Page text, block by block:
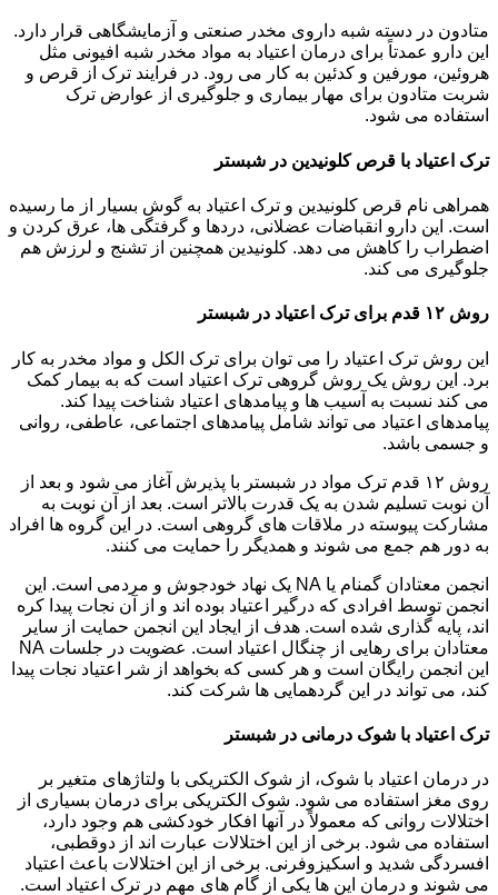
متادون در دسته شبه داروی مخدر صنعتی و آزمایشگاهی قرار دارد.
این دارو عمدتاً برای درمان اعتیاد به مواد مخدر شبه افیونی مثل
هروئین، مورفین و کدئین به کار می رود. در فرایند ترک از قرص و
شربت متادون برای مهار بیماری و جلوگیری از عوارض ترک
استفاده می شود.
ترک اعتیاد با قرص کلونیدین در شبستر
همراهی نام قرص کلونیدین و ترک اعتیاد به گوش بسیار از ما رسیده
است. این دارو انقباضات عضلانی، دردها و گرفتگی ها، عرق کردن و
اضطراب را کاهش می دهد. کلونیدین همچنین از تشنج و لرزش هم
جلوگیری می کند.
روش ۱۲ قدم برای ترک اعتیاد در شبستر
این روش ترک اعتیاد را می توان برای ترک الکل و مواد مخدر به کار
برد. این روش یک روش گروهی ترک اعتیاد است که به بیمار کمک
می کند نسبت به آسیب ها و پیامدهای اعتیاد شناخت پیدا کند.
پیامدهای اعتیاد می تواند شامل پیامدهای اجتماعی، عاطفی، روانی
و جسمی باشد.
روش ۱۲ قدم ترک مواد در شبستر با پذیرش آغاز می شود و بعد از
آن نوبت تسلیم شدن به یک قدرت بالاتر است. بعد از آن نوبت به
مشارکت پیوسته در ملاقات های گروهی است. در این گروه ها افراد
به دور هم جمع می شوند و همدیگر را حمایت می کنند.
انجمن معتادان گمنام یا NA یک نهاد خودجوش و مردمی است. این
انجمن توسط افرادی که درگیر اعتیاد بوده اند و از آن نجات پیدا کره
اند، پایه گذاری شده است. هدف از ایجاد این انجمن حمایت از سایر
معتادان برای رهایی از چنگال اعتیاد است. عضویت در جلسات NA
این انجمن رایگان است و هر کسی که بخواهد از شر اعتیاد نجات پیدا
کند، می تواند در این گردهمایی ها شرکت کند.
ترک اعتیاد با شوک درمانی در شبستر
در درمان اعتیاد با شوک، از شوک الکتریکی با ولتاژهای متغیر بر
روی مغز استفاده می شود. شوک الکتریکی برای درمان بسیاری از
اختلالات روانی که معمولاً در آنها افکار خودکشی هم وجود دارد،
استفاده می شود. برخی از این اختلالات عبارت اند از دوقطبی،
افسردگی شدید و اسکیزوفرنی. برخی از این اختلالات باعث اعتیاد
می شوند و درمان این ها یکی از گام های مهم در ترک اعتیاد است.